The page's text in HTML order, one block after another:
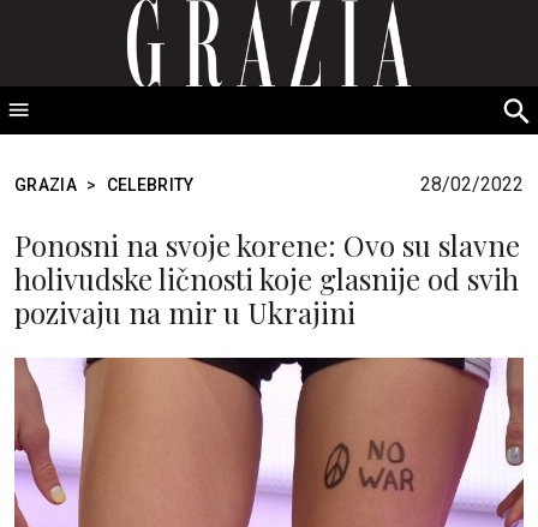
GRAZIA Srbija
GRAZIA > CELEBRITY 28/02/2022
Ponosni na svoje korene: Ovo su slavne
holivudske ličnosti koje glasnije od svih
pozivaju na mir u Ukrajini